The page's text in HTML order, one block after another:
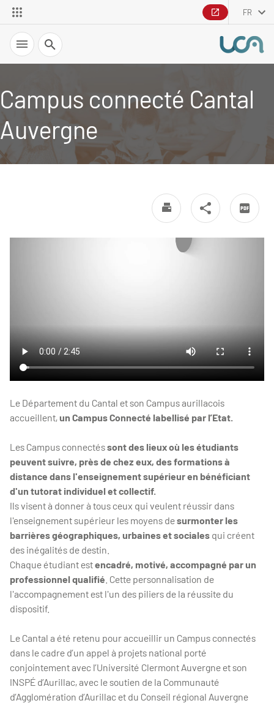
FR
Recherche
Campus connecté Cantal
Auvergne
Le Département du Cantal et son Campus aurillacois
accueillent,un Campus Connecté labellisé par l’Etat.
Les Campus connectéssont des lieux où les étudiants
peuvent suivre, près de chez eux, des formations à
distance dans l'enseignement supérieur en bénéficiant
d'un tutorat individuel et collectif.
Ils visent à donner à tous ceux qui veulent réussir dans
l'enseignement supérieur les moyens desurmonter les
barrières géographiques, urbaines et sociales qui créent
des inégalités de destin.
Chaque étudiant estencadré, motivé, accompagné par un
professionnel qualifié . Cette personnalisation de
l'accompagnement est l'un des piliers de la réussite du
dispositif.
Le Cantal a été retenu pour accueillir un Campus connectés
dans le cadre d’un appel à projets national porté
conjointement avec l’Université Clermont Auvergne et son
INSPÉ d’Aurillac, avec le soutien de la Communauté
d’Agglomération d’Aurillac et du Conseil régional Auvergne